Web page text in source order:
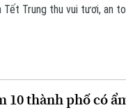
Trung thu vui tươi, an
10 thành phố có